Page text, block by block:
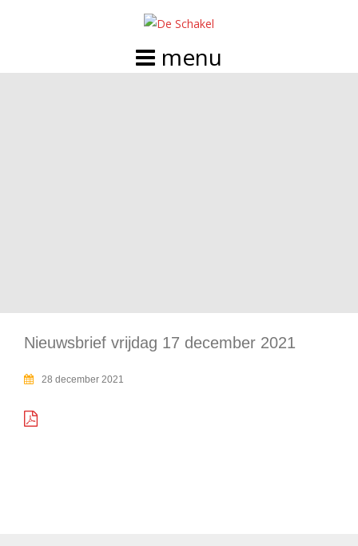
Nieuwsbrief vrijdag 17 december 2021
28 december 2021